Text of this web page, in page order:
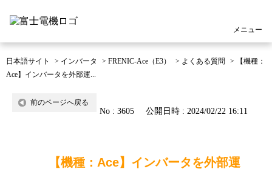
メニュー
日本語サイト > インバータ > FRENIC-Ace（E3） > よくある質問 >
【機種：
Ace】インバータを外部運...
前のページへ戻る
No : 3605 公開日時 : 2024/02/22 16:11
【機種：Ace】インバータを外部運